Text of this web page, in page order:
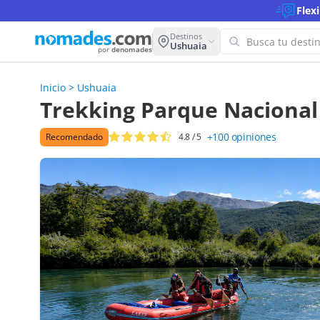
por denomades
Destinos
Ushuaia
para
Intenta con
Inicio > Ushuaia
Trekking Parque Nacional
Recomendado 4.8/ 5 +100 opiniones